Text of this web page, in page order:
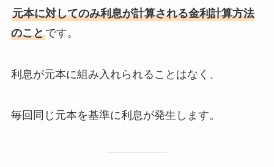
元本に対してのみ利息が計算される金利計算方法
のことです。
利息が元本に組み入れられることはなく、
毎回同じ元本を基準に利息が発生します。